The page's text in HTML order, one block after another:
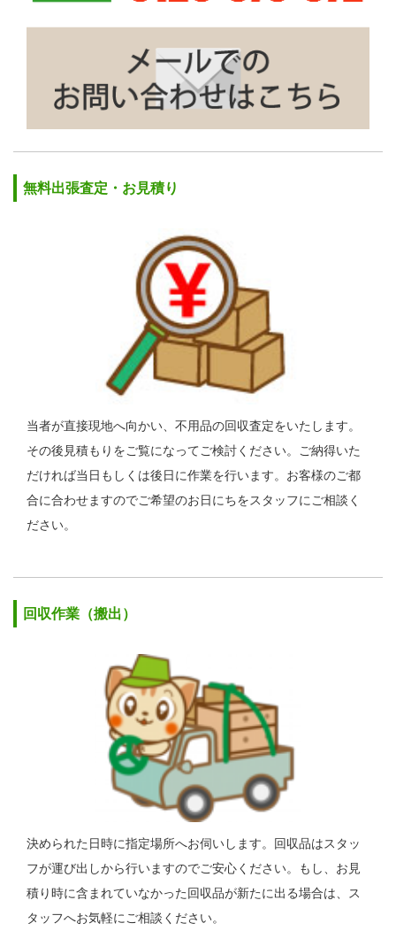
無料出張査定・お見積り
当者が直接現地へ向かい、不用品の回収査定をいたします。
その後見積もりをご覧になってご検討ください。ご納得いた
だければ当日もしくは後日に作業を行います。お客様のご都
合に合わせますのでご希望のお日にちをスタッフにご相談く
ださい。
回収作業（搬出）
決められた日時に指定場所へお伺いします。回収品はスタッ
フが運び出しから行いますのでご安心ください。もし、お見
積り時に含まれていなかった回収品が新たに出る場合は、ス
タッフへお気軽にご相談ください。